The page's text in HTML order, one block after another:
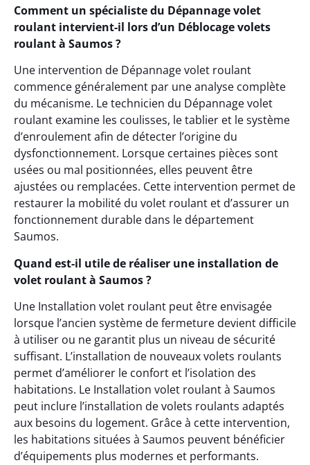
Comment un spécialiste du Dépannage volet
roulant intervient-il lors d’un Déblocage volets
roulant à Saumos ?
Une intervention de Dépannage volet roulant
commence généralement par une analyse complète
du mécanisme. Le technicien du Dépannage volet
roulant examine les coulisses, le tablier et le système
d’enroulement afin de détecter l’origine du
dysfonctionnement. Lorsque certaines pièces sont
usées ou mal positionnées, elles peuvent être
ajustées ou remplacées. Cette intervention permet de
restaurer la mobilité du volet roulant et d’assurer un
fonctionnement durable dans le département
Saumos.
Quand est-il utile de réaliser une installation de
volet roulant à Saumos ?
Une Installation volet roulant peut être envisagée
lorsque l’ancien système de fermeture devient difficile
à utiliser ou ne garantit plus un niveau de sécurité
suffisant. L’installation de nouveaux volets roulants
permet d’améliorer le confort et l’isolation des
habitations. Le Installation volet roulant à Saumos
peut inclure l’installation de volets roulants adaptés
aux besoins du logement. Grâce à cette intervention,
les habitations situées à Saumos peuvent bénéficier
d’équipements plus modernes et performants.